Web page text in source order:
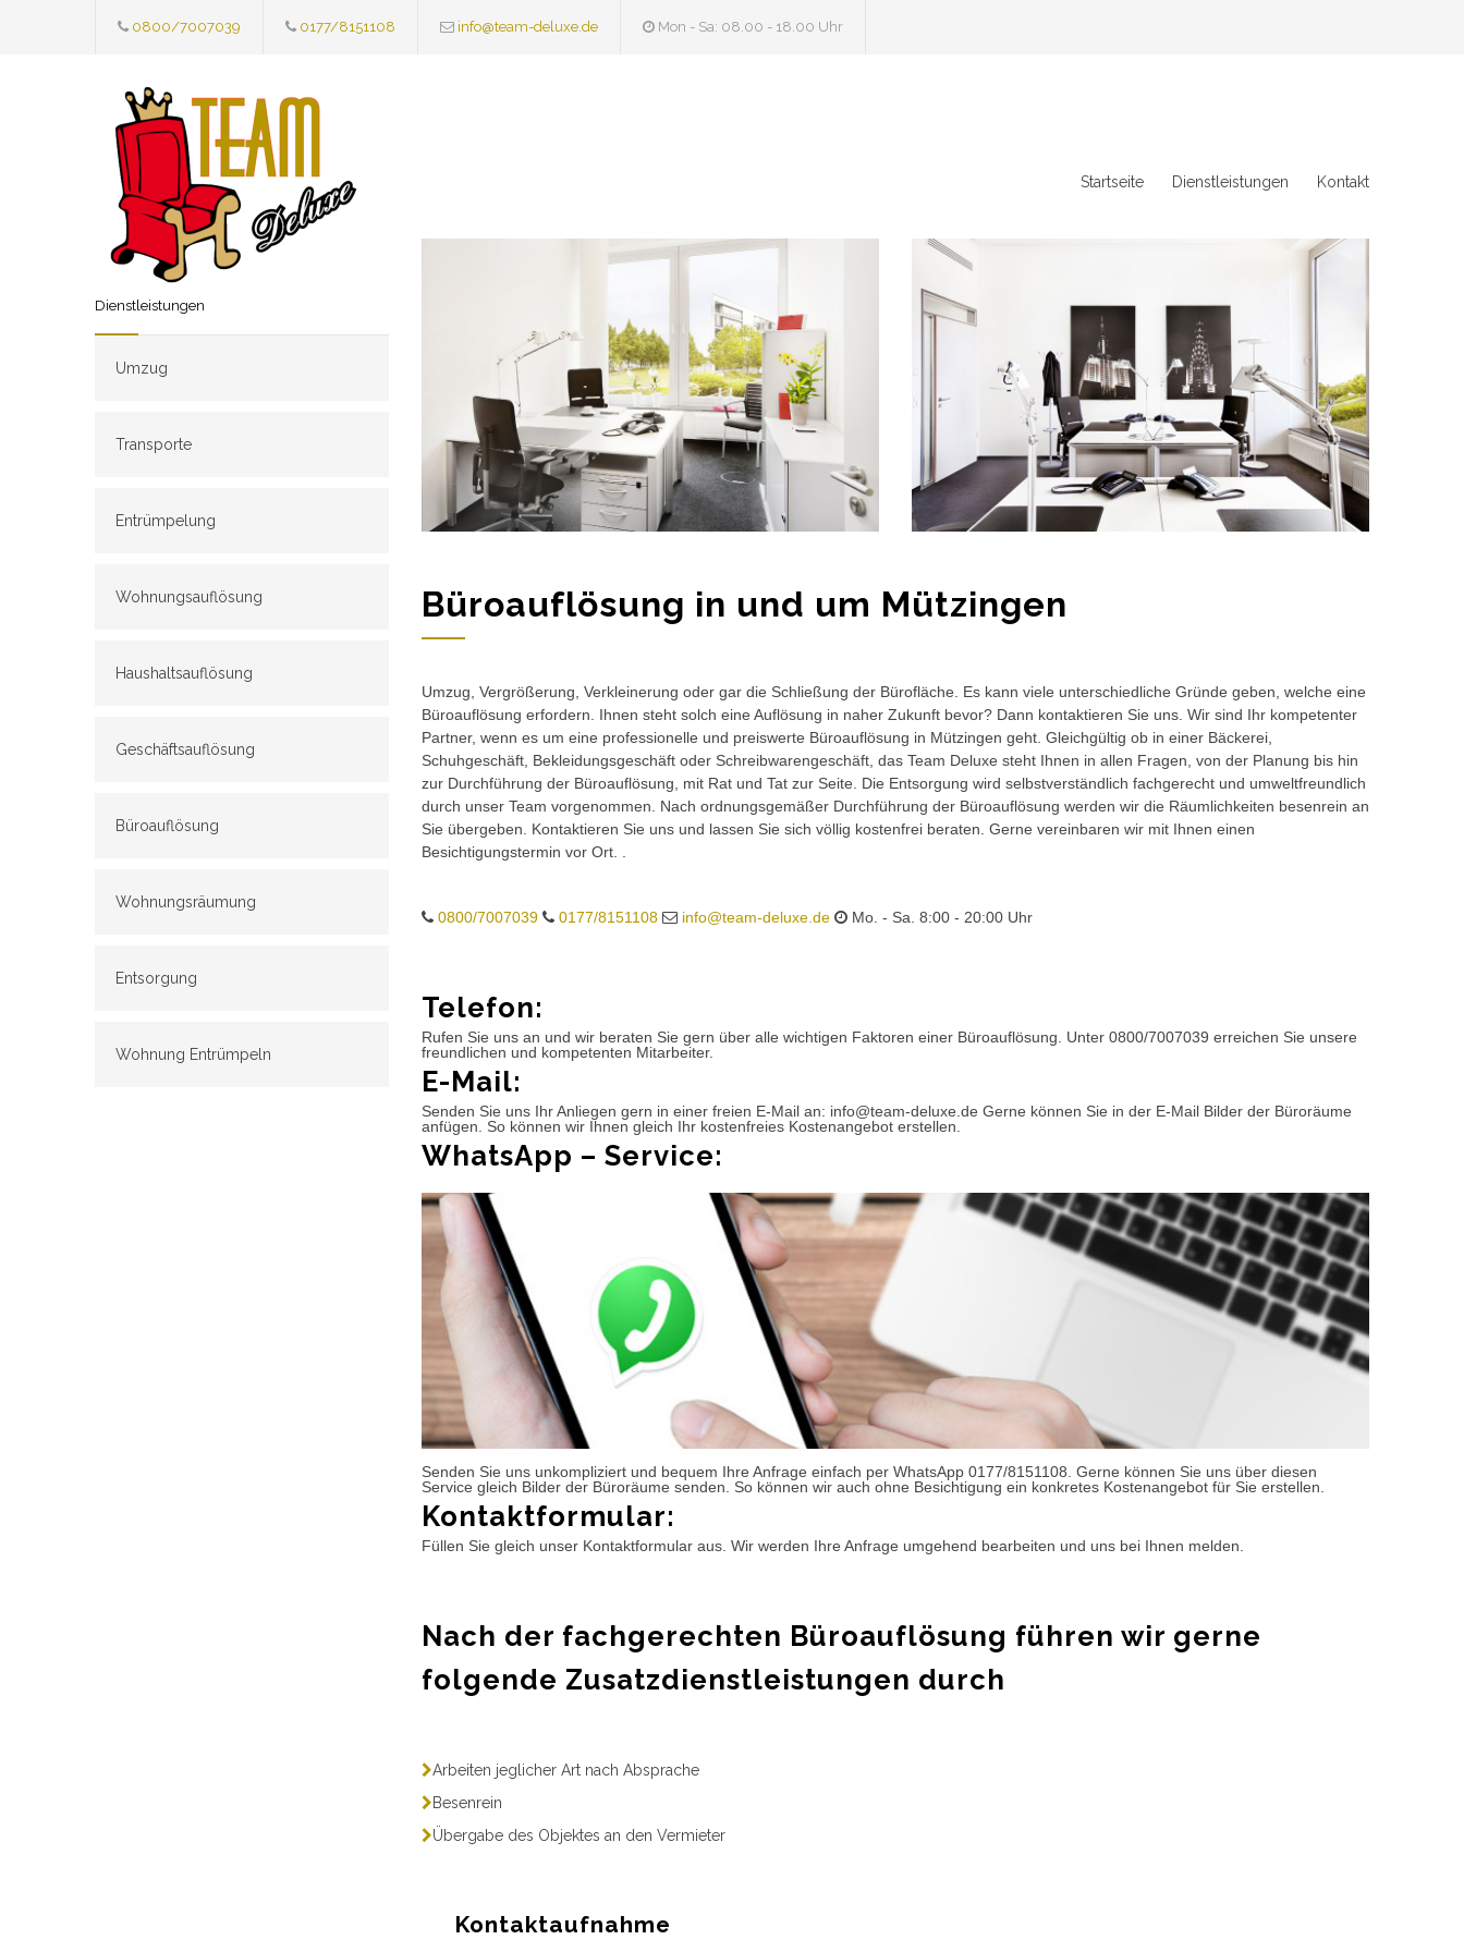
0800/7007039 0177/8151108 info@team-deluxe.de Mon - Sa: 08.00 - 18.00 Uhr
Startseite Dienstleistungen Kontakt
Dienstleistungen
Umzug
Transporte
Entrümpelung
Wohnungsauflösung
Haushaltsauflösung
Geschäftsauflösung
Büroauflösung
Wohnungsräumung
Entsorgung
Wohnung Entrümpeln
Büroauflösung in und um Mützingen
Umzug, Vergrößerung, Verkleinerung oder gar die Schließung der Bürofläche. Es kann viele unterschiedliche Gründe geben, welche eine
Büroauflösung erfordern. Ihnen steht solch eine Auflösung in naher Zukunft bevor? Dann kontaktieren Sie uns. Wir sind Ihr kompetenter
Partner, wenn es um eine professionelle und preiswerte Büroauflösung in Mützingen geht. Gleichgültig ob in einer Bäckerei,
Schuhgeschäft, Bekleidungsgeschäft oder Schreibwarengeschäft, das Team Deluxe steht Ihnen in allen Fragen, von der Planung bis hin
zur Durchführung der Büroauflösung, mit Rat und Tat zur Seite. Die Entsorgung wird selbstverständlich fachgerecht und umweltfreundlich
durch unser Team vorgenommen. Nach ordnungsgemäßer Durchführung der Büroauflösung werden wir die Räumlichkeiten besenrein an
Sie übergeben. Kontaktieren Sie uns und lassen Sie sich völlig kostenfrei beraten. Gerne vereinbaren wir mit Ihnen einen
Besichtigungstermin vor Ort. .
0800/7007039 0177/8151108 info@team-deluxe.de Mo. - Sa. 8:00 - 20:00 Uhr
Telefon:
Rufen Sie uns an und wir beraten Sie gern über alle wichtigen Faktoren einer Büroauflösung. Unter 0800/7007039 erreichen Sie unsere
freundlichen und kompetenten Mitarbeiter.
E-Mail:
Senden Sie uns Ihr Anliegen gern in einer freien E-Mail an: info@team-deluxe.de Gerne können Sie in der E-Mail Bilder der Büroräume
anfügen. So können wir Ihnen gleich Ihr kostenfreies Kostenangebot erstellen.
WhatsApp – Service:
Senden Sie uns unkompliziert und bequem Ihre Anfrage einfach per WhatsApp 0177/8151108. Gerne können Sie uns über diesen
Service gleich Bilder der Büroräume senden. So können wir auch ohne Besichtigung ein konkretes Kostenangebot für Sie erstellen.
Kontaktformular:
Füllen Sie gleich unser Kontaktformular aus. Wir werden Ihre Anfrage umgehend bearbeiten und uns bei Ihnen melden.
Nach der fachgerechten Büroauflösung führen wir gerne
folgende Zusatzdienstleistungen durch
Arbeiten jeglicher Art nach Absprache
Besenrein
Übergabe des Objektes an den Vermieter
Kontaktaufnahme